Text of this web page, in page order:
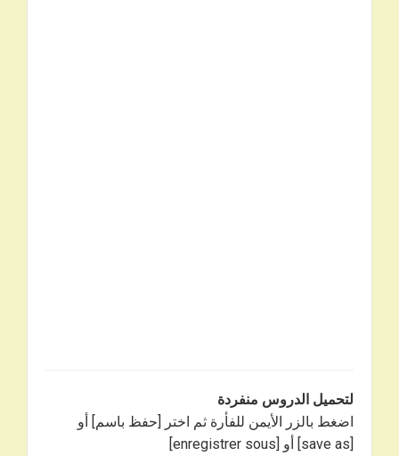
لتحميل الدروس منفردة
اضغط بالزر الأيمن للفأرة ثم اختر [حفظ باسم] أو
[save as] أو [enregistrer sous]